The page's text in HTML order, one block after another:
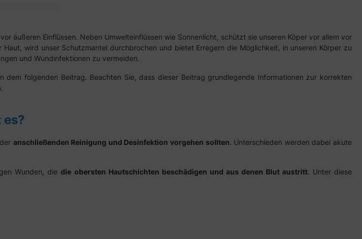
äußeren Einflüssen. Neben Umwelteinflüssen wie Sonnenlicht, schützt sie unseren Köper vor allem vor
wird unser Schutzmantel durchbrochen und bietet Erregern die Möglichkeit, in unseren Körper zu
und Wundinfektionen zu vermeiden.
folgenden Beitrag. Beachten Sie, dass dieser Beitrag grundlegende Informationen zur korrekten
anschließenden Reinigung und Desinfektion vorgehen sollten. Unterschieden werden dabei akute
Wunden, diedie obersten Hautschichten beschädigen und aus denen Blut austritt. Unter diese